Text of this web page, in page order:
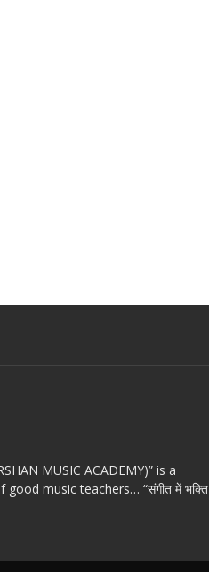
MUSIC ACADEMY)” is a
music teachers… “संगीत में भक्ति